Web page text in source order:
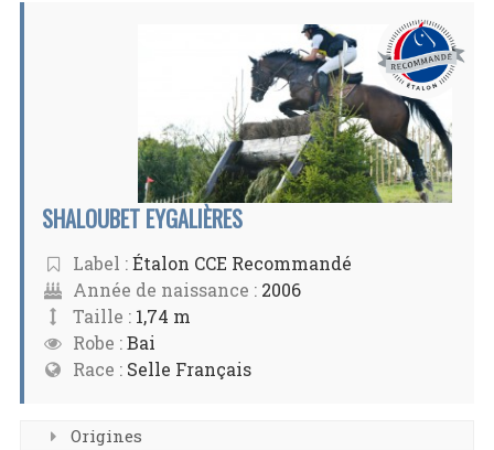
SHALOUBET EYGALIÈRES
Label :Étalon CCE Recommandé
Année de naissance : 2006
Taille : 1,74 m
Robe :Bai
Race : Selle Français
Origines